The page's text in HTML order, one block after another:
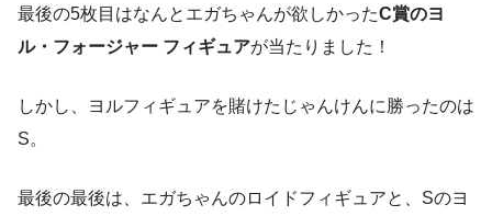
最後の5枚目はなんとエガちゃんが欲しかったC賞のヨ
ル・フォージャー フィギュアが当たりました！
しかし、ヨルフィギュアを賭けたじゃんけんに勝ったのは
S。
最後の最後は、エガちゃんのロイドフィギュアと、Sのヨ